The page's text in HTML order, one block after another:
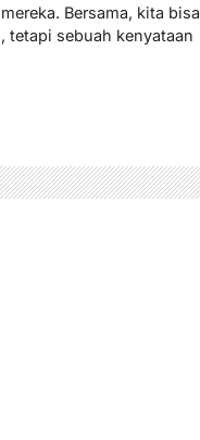
Bersama, kita bisa
tetapi sebuah kenyataan